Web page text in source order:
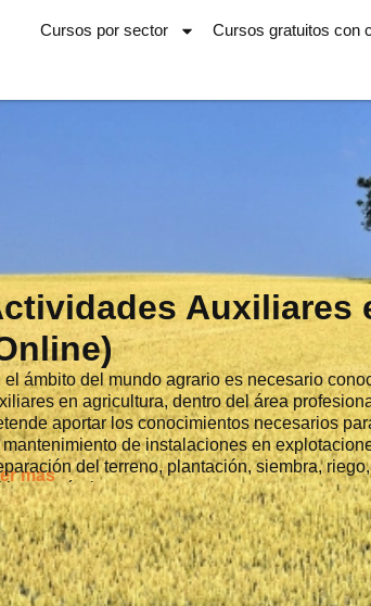
Cursos por sector Cursos gratuitos con
Auxiliares
el ámbito del mundo agrario es necesario
en agricultura, dentro del área
aportar los conocimientos necesarios
mantenimiento de instalaciones en
del terreno, plantación, siembra,
agrícolas.
más